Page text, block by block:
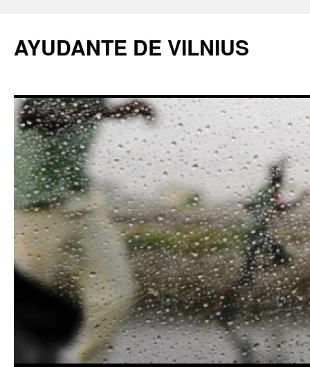
AYUDANTE DE VILNIUS